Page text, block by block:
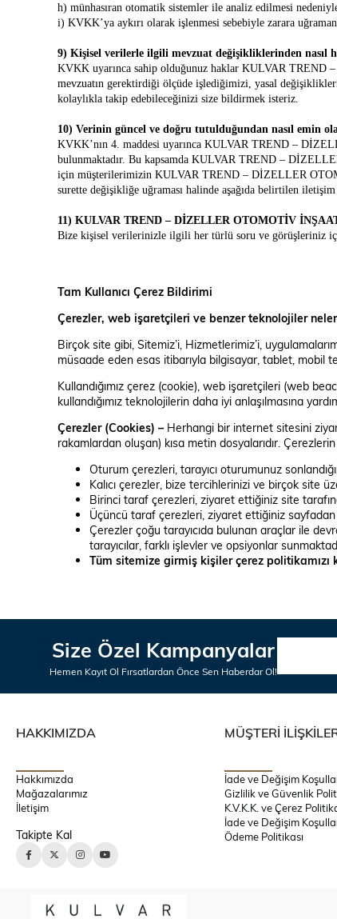
h) münhasıran otomatik sistemler ile analiz edilmesi
i) KVKK’ya aykırı olarak işlenmesi sebebiyle zarara
9) Kişisel verilerle ilgili mevzuat değişikliklerinden nasıl
KVKK uyarınca sahip olduğunuz haklar KULVAR
mevzuatın gerektirdiği ölçüde işlediğimizi, yasal
kolaylıkla takip edebileceğinizi size bildirmek isteriz.
10) Verinin güncel ve doğru tutulduğundan nasıl emin
KVKK’nın 4. maddesi uyarınca KULVAR TREND –
bulunmaktadır. Bu kapsamda KULVAR TREND –
için müşterilerimizin KULVAR TREND – DİZELLER
surette değişikliğe uğraması halinde aşağıda belirtilen
11) KULVAR TREND – DİZELLER OTOMOTİV
Bize kişisel verilerinizle ilgili her türlü soru ve görüşleriniz
Tam Kullanıcı Çerez Bildirimi
Çerezler, web işaretçileri ve benzer teknolojiler
Birçok site gibi, Sitemiz’i, Hizmetlerimiz’i,
müsaade eden esas itibarıyla bilgisayar, tablet, mobil
Kullandığımız çerez (cookie), web işaretçileri (web
kullandığımız teknolojilerin daha iyi anlaşılmasına
Çerezler (Cookies) – Herhangi bir internet sitesini
rakamlardan oluşan) kısa metin dosyalarıdır.
Oturum çerezleri, tarayıcı oturumunuz
Kalıcı çerezler, bize tercihlerinizi ve birçok site
Birinci taraf çerezleri, ziyaret ettiğiniz site
Üçüncü taraf çerezleri, ziyaret ettiğiniz sayfadan
Çerezler çoğu tarayıcıda bulunan araçlar ile
tarayıcılar, farklı işlevler ve opsiyonlar
Tüm sitemize girmiş kişiler çerez
Size Özel Kampanyalar
Hemen Kayıt Ol Fırsatlardan Önce Sen Haberdar Ol!
HAKKIMIZDA
Hakkımızda
Mağazalarımız
İletişim
Takipte Kal
MÜŞTERİ
İade ve Değişim
Gizlilik ve Güvenlik
K.V.K.K. ve Çerez
İade ve Değişim
Ödeme Politikası